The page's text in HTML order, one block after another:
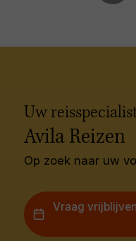
Uw
Avila Reizen
Op zoek naar uw
Vraag